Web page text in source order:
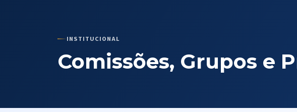
INSTITUCIONAL
Comissões, Grupos e